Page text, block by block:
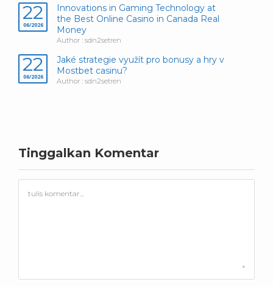
22
06/2026
Innovations in Gaming Technology at
the Best Online Casino in Canada Real
Money
Author : sdn2setren
22
06/2026
Jaké strategie využít pro bonusy a hry v
Mostbet casinu?
Author : sdn2setren
Tinggalkan Komentar